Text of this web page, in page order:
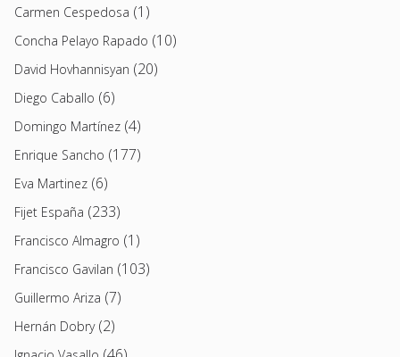
Carmen Cespedosa (1)
Concha Pelayo Rapado (10)
David Hovhannisyan (20)
Diego Caballo (6)
Domingo Martínez (4)
Enrique Sancho (177)
Eva Martinez (6)
Fijet España (233)
Francisco Almagro (1)
Francisco Gavilan (103)
Guillermo Ariza (7)
Hernán Dobry(2)